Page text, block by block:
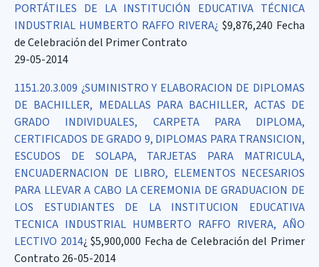
PORTÁTILES DE LA INSTITUCIÓN EDUCATIVA TÉCNICA
INDUSTRIAL HUMBERTO RAFFO RIVERA¿ $9,876,240 Fecha
de Celebración del Primer Contrato
29-05-2014
1151.20.3.009 ¿SUMINISTRO Y ELABORACION DE DIPLOMAS
DE BACHILLER, MEDALLAS PARA BACHILLER, ACTAS DE
GRADO INDIVIDUALES, CARPETA PARA DIPLOMA,
CERTIFICADOS DE GRADO 9, DIPLOMAS PARA TRANSICION,
ESCUDOS DE SOLAPA, TARJETAS PARA MATRICULA,
ENCUADERNACION DE LIBRO, ELEMENTOS NECESARIOS
PARA LLEVAR A CABO LA CEREMONIA DE GRADUACION DE
LOS ESTUDIANTES DE LA INSTITUCION EDUCATIVA
TECNICA INDUSTRIAL HUMBERTO RAFFO RIVERA, AÑO
LECTIVO 2014¿ $5,900,000 Fecha de Celebración del Primer
Contrato 26-05-2014